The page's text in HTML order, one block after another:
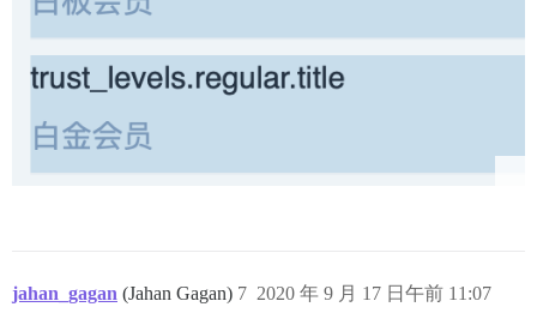
jahan_gagan (Jahan Gagan) 2020 年 9 月 17 日午前 11:07
7